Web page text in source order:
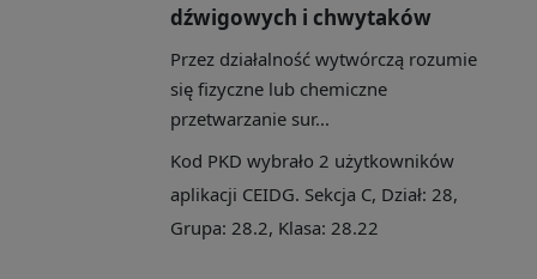
dźwigowych i chwytaków
Przez działalność wytwórczą rozumie
się fizyczne lub chemiczne
przetwarzanie sur...
Kod PKD wybrało 2 użytkowników
aplikacji CEIDG. Sekcja C, Dział: 28,
Grupa: 28.2, Klasa: 28.22